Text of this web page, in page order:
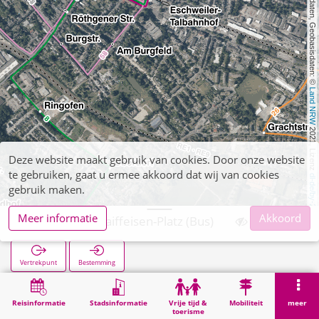
, Kartendaten, Geobasisdaten: ©
Land NRW
2021, Lizenz
dl-de/by-2-0
Reisinformatie Stadsinformatie
Vrije tijd &
toerisme
Mobiliteit meer
Talbahnhof/Raiffeisen-Platz (Bus)
Vertrekpunt Bestemming
Zoekopracht Talbahnhof/Raiffeisen-Platz (Bus)
Deze website maakt gebruik van cookies. Door onze website
te gebruiken, gaat u ermee akkoord dat wij van cookies
gebruik maken.
Meer informatie
Akkoord